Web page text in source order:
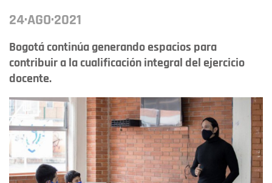
24·AGO·2021
Bogotá continúa generando espacios para
contribuir a la cualificación integral del ejercicio
docente.